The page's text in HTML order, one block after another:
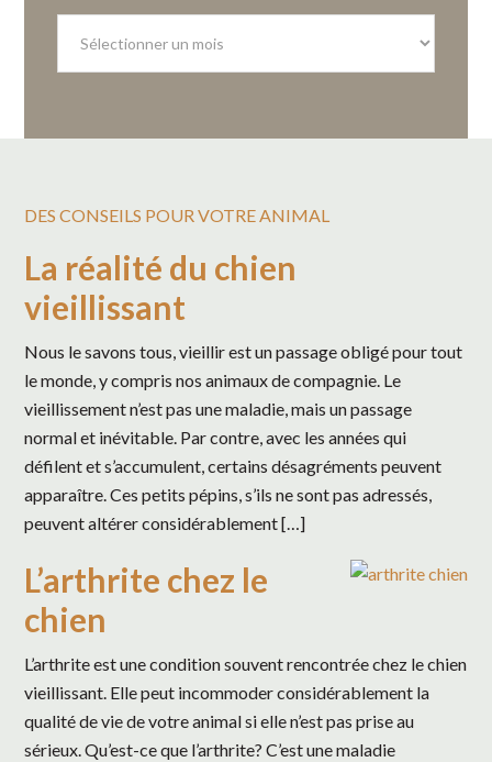
archives
DES CONSEILS POUR VOTRE ANIMAL
La réalité du chien
vieillissant
Nous le savons tous, vieillir est un passage obligé pour tout
le monde, y compris nos animaux de compagnie. Le
vieillissement n’est pas une maladie, mais un passage
normal et inévitable. Par contre, avec les années qui
défilent et s’accumulent, certains désagréments peuvent
apparaître. Ces petits pépins, s’ils ne sont pas adressés,
peuvent altérer considérablement […]
L’arthrite chez le
chien
L’arthrite est une condition souvent rencontrée chez le chien
vieillissant. Elle peut incommoder considérablement la
qualité de vie de votre animal si elle n’est pas prise au
sérieux. Qu’est-ce que l’arthrite? C’est une maladie